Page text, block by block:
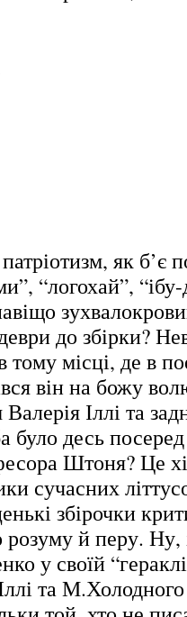
як б’є
“логохай”,
до збірки?
місці, де в
він на божу
Іллі та
було десь
Штоня? Це
сучасних
збірочки
розуму й перу. Ну,
у своїй
та